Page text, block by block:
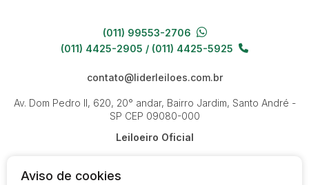
(011) 99553-2706
(011) 4425-2905 / (011) 4425-5925
contato@liderleiloes.com.br
Av. Dom Pedro II, 620, 20° andar, Bairro Jardim, Santo André -
SP CEP 09080-000
Leiloeiro Oficial
Aviso de cookies